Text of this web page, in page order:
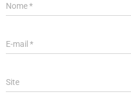
Nome*
E-mail*
Site